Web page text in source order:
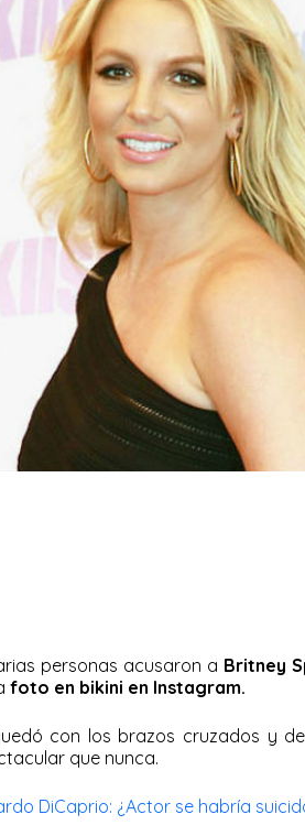
personas acusaron a Britney
foto en bikini en Instagram.
con los brazos cruzados y
que nunca.
DiCaprio: ¿Actor se habría